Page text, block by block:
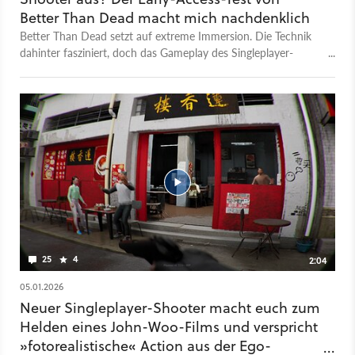
Better Than Dead macht mich nachdenklich
Better Than Dead setzt auf extreme Immersion. Die Technik
dahinter fasziniert, doch das Gameplay des Singleplayer-
25 4
2:04
05.01.2026
Neuer Singleplayer-Shooter macht euch zum
Helden eines John-Woo-Films und verspricht
»fotorealistische« Action aus der Ego-